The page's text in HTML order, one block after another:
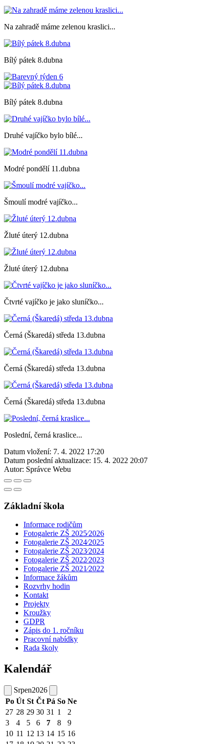
Na zahradě máme zelenou kraslici...
Bílý pátek 8.dubna
Bílý pátek 8.dubna
Druhé vajíčko bylo bílé...
Modré pondělí 11.dubna
Šmoulí modré vajíčko...
Žluté úterý 12.dubna
Žluté úterý 12.dubna
Čtvrté vajíčko je jako sluníčko...
Černá (Škaredá) středa 13.dubna
Černá (Škaredá) středa 13.dubna
Černá (Škaredá) středa 13.dubna
Poslední, černá kraslice...
Datum vložení: 7. 4. 2022 17:20
Datum poslední aktualizace: 15. 4. 2022 20:07
Autor: Správce Webu
Základní škola
Informace rodičům
Fotogalerie ZŠ 2025⁄2026
Fotogalerie ZŠ 2024⁄2025
Fotogalerie ZŠ 2023⁄2024
Fotogalerie ZŠ 2022⁄2023
Fotogalerie ZŠ 2021⁄2022
Informace žákům
Rozvrhy hodin
Kontakt
Projekty
Kroužky
GDPR
Zápis do 1. ročníku
Pracovní nabídky
Rada školy
Kalendář
Srpen2026
Po Út St Čt Pá So Ne
27 28 29 30 31 1
2
3
4 5 6 7 8
9
10 11 12 13 14 15 16